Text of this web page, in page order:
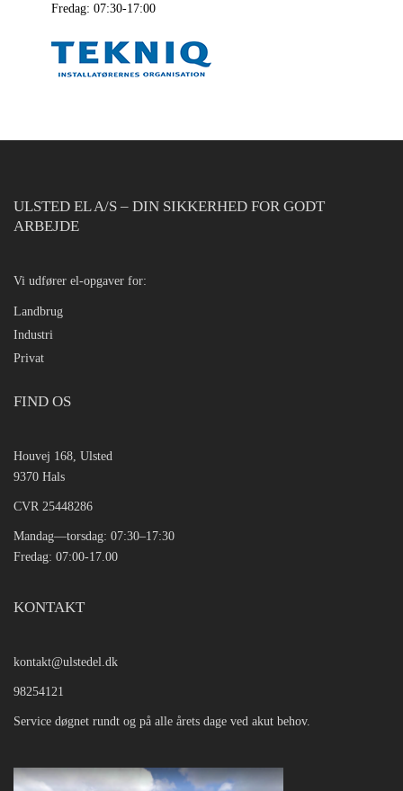
Fredag: 07:30-17:00
ULSTED EL A/S – DIN SIKKERHED FOR GODT
ARBEJDE
Vi udfører el-opgaver for:
Landbrug
Industri
Privat
FIND OS
Houvej 168, Ulsted
9370 Hals
CVR 25448286
Mandag—torsdag: 07:30–17:30
Fredag: 07:00-17.00
KONTAKT
kontakt@ulstedel.dk
98254121
Service døgnet rundt og på alle årets dage ved akut behov.